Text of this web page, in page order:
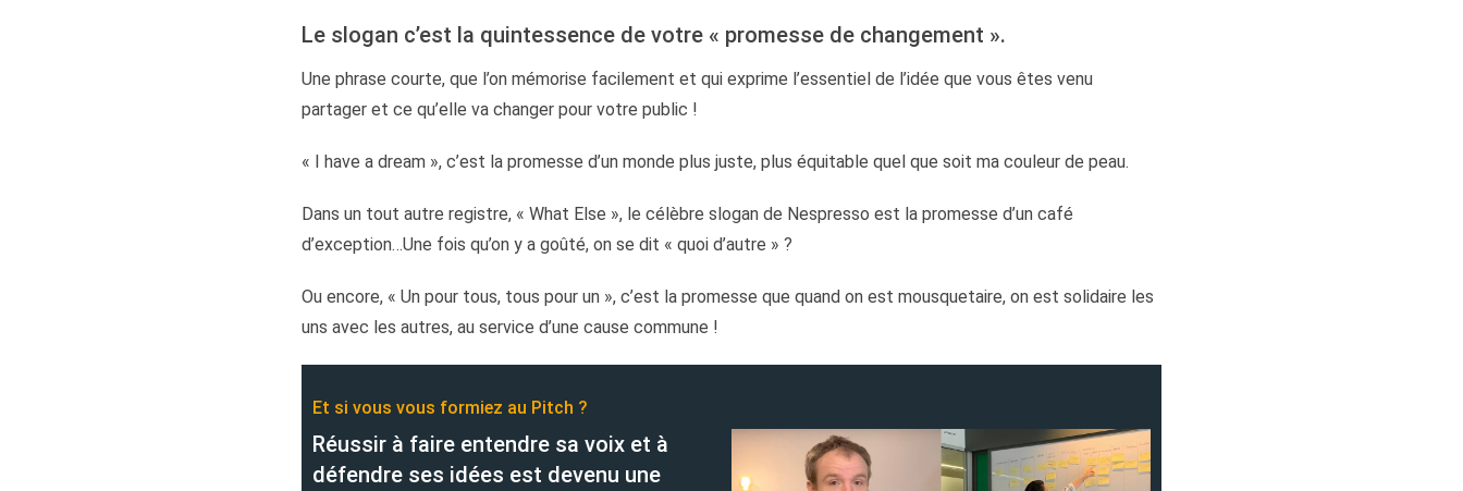
Le slogan c’est la quintessence de votre « promesse de changement ».
Une phrase courte, que l’on mémorise facilement et qui exprime l’essentiel de l’idée que vous êtes venu
partager et ce qu’elle va changer pour votre public !
« I have a dream », c’est la promesse d’un monde plus juste, plus équitable quel que soit ma couleur de peau.
Dans un tout autre registre, « What Else », le célèbre slogan de Nespresso est la promesse d’un café
d’exception…Une fois qu’on y a goûté, on se dit « quoi d’autre » ?
Ou encore, « Un pour tous, tous pour un », c’est la promesse que quand on est mousquetaire, on est solidaire les
uns avec les autres, au service d’une cause commune !
Et si vous vous formiez au Pitch ?
Réussir à faire entendre sa voix et à
défendre ses idées est devenu une